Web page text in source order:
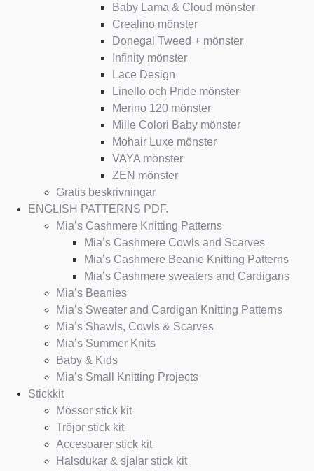
Baby Lama & Cloud mönster
Crealino mönster
Donegal Tweed + mönster
Infinity mönster
Lace Design
Linello och Pride mönster
Merino 120 mönster
Mille Colori Baby mönster
Mohair Luxe mönster
VAYA mönster
ZEN mönster
Gratis beskrivningar
ENGLISH PATTERNS PDF.
Mia’s Cashmere Knitting Patterns
Mia’s Cashmere Cowls and Scarves
Mia’s Cashmere Beanie Knitting Patterns
Mia’s Cashmere sweaters and Cardigans
Mia’s Beanies
Mia’s Sweater and Cardigan Knitting Patterns
Mia’s Shawls, Cowls & Scarves
Mia’s Summer Knits
Baby & Kids
Mia’s Small Knitting Projects
Stickkit
Mössor stick kit
Tröjor stick kit
Accesoarer stick kit
Halsdukar & sjalar stick kit